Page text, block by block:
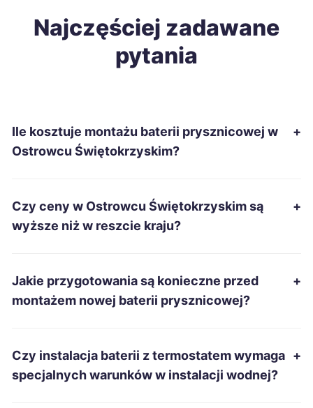
Nysa 228 zł
Żary
Wodzisław Śląski
Jarosław
Konin
Słupsk 232 zł
Najczęściej zadawane
pytania
Ile kosztuje montażu baterii prysznicowej w
Ostrowcu Świętokrzyskim?
+
Czy ceny w Ostrowcu Świętokrzyskim są
wyższe niż w reszcie kraju?
+
Jakie przygotowania są konieczne przed
montażem nowej baterii prysznicowej?
+
Czy instalacja baterii z termostatem wymaga
specjalnych warunków w instalacji wodnej?
+